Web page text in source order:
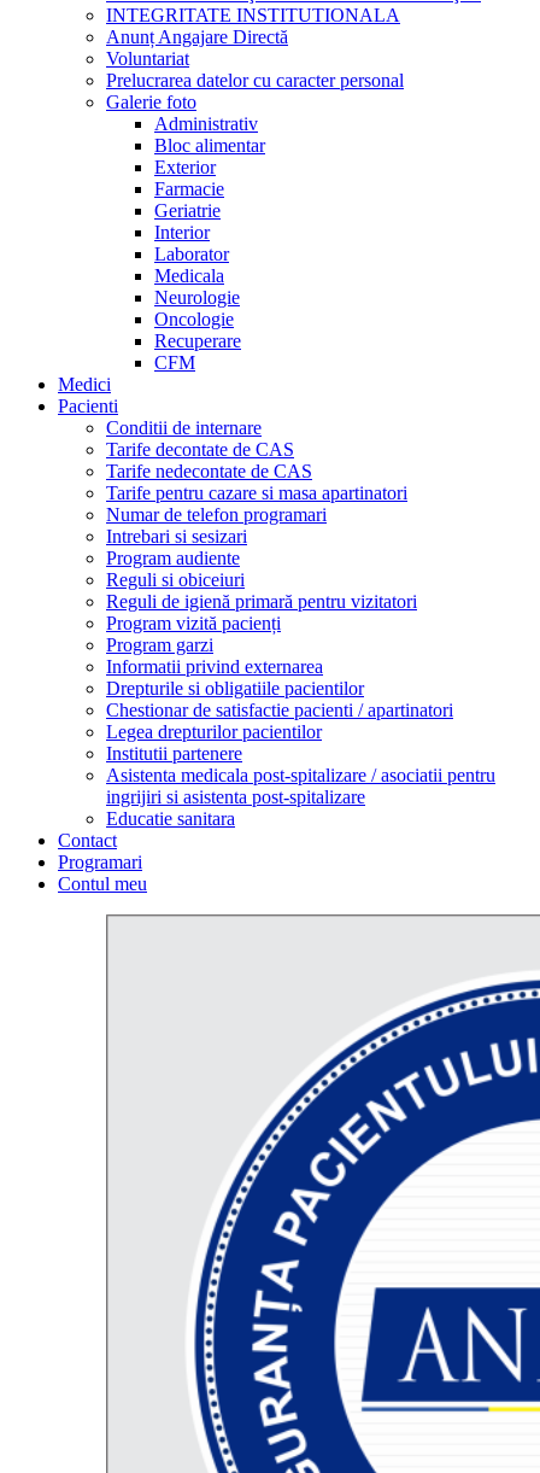
INTEGRITATE INSTITUTIONALA
Anunț Angajare Directă
Voluntariat
Prelucrarea datelor cu caracter personal
Galerie foto
Administrativ
Bloc alimentar
Exterior
Farmacie
Geriatrie
Interior
Laborator
Medicala
Neurologie
Oncologie
Recuperare
CFM
Medici
Pacienti
Conditii de internare
Tarife decontate de CAS
Tarife nedecontate de CAS
Tarife pentru cazare si masa apartinatori
Numar de telefon programari
Intrebari si sesizari
Program audiente
Reguli si obiceiuri
Reguli de igienă primară pentru vizitatori
Program vizită pacienți
Program garzi
Informatii privind externarea
Drepturile si obligatiile pacientilor
Chestionar de satisfactie pacienti / apartinatori
Legea drepturilor pacientilor
Institutii partenere
Asistenta medicala post-spitalizare / asociatii pentru
ingrijiri si asistenta post-spitalizare
Educatie sanitara
Contact
Programari
Contul meu